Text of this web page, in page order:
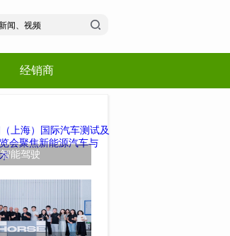
经销商
智能驾驶